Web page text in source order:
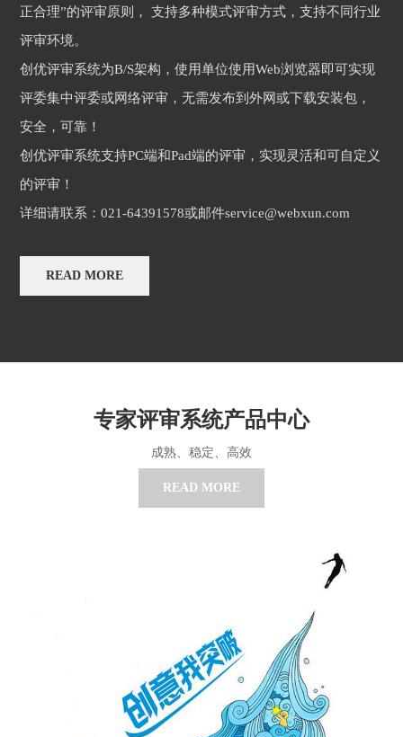
正合理”的评审原则， 支持多种模式评审方式，支持不同行业
评审环境。
创优评审系统为B/S架构，使用单位使用Web浏览器即可实现
评委集中评委或网络评审，无需发布到外网或下载安装包，
安全，可靠！
创优评审系统支持PC端和Pad端的评审，实现灵活和可自定义
的评审！
详细请联系：021-64391578或邮件service@webxun.com
READ MORE
专家评审系统产品中心
成熟、稳定、高效
READ MORE